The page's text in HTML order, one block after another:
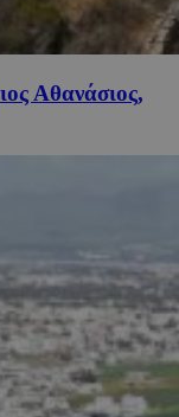
Αθανάσιος,